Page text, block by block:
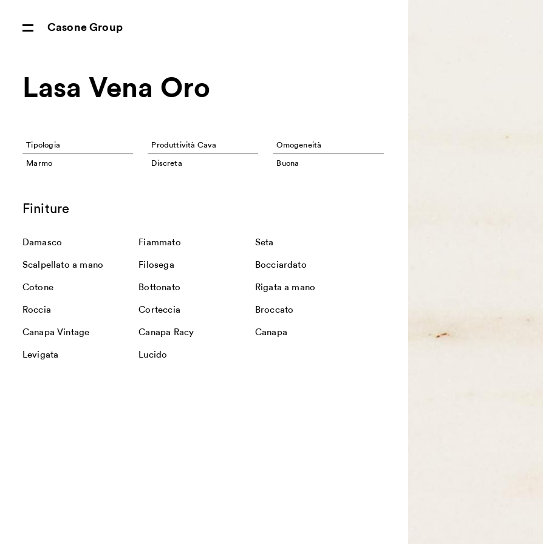
Casone Group
Lasa Vena Oro
Tipologia
Marmo
Produttività Cava
Discreta
Omogeneità
Buona
Finiture
Damasco Fiammato Seta
Scalpellato a mano Filosega Bocciardato
Cotone Bottonato Rigata a mano
Roccia Corteccia Broccato
Canapa Vintage Canapa Racy Canapa
Levigata Lucido